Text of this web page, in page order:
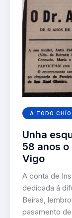
A TODO CHÍO
Unha
58 anos o
Vigo
A conta de
dedicada á
Beiras,
pasamento